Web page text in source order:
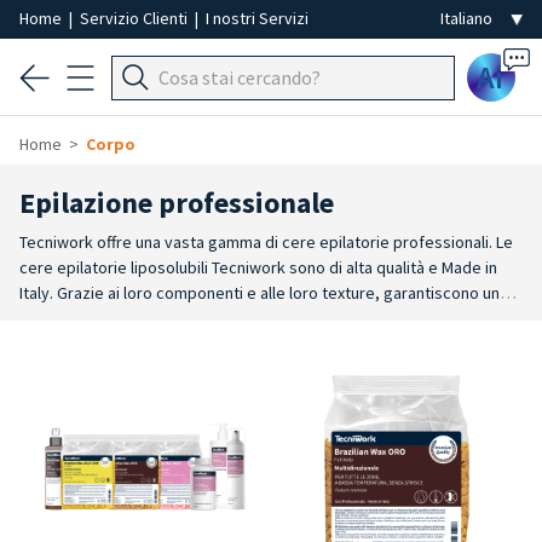
Home | Servizio Clienti | I nostri Servizi
Ai
Home Corpo
Epilazione professionale
Tecniwork offre una vasta gamma di cere epilatorie professionali. Le
cere epilatorie liposolubili Tecniwork sono di alta qualità e Made in
Italy. Grazie ai loro componenti e alle loro texture, garantiscono una
sia in barattoli che in cartucce. Tecniwork propone inoltre una vasta
ornelli scaldacera professionali e manipoli scaldacera
professionali per una epilazione perfetta. Imodelli di scaldacera
professionale sono disponibili sia per cera in barattolo che per cera
rullo in cartuccia. E' disponibile anche un ampio assortimento di
manipolo scaldacera professionale per scaldare la cera in cartucce,